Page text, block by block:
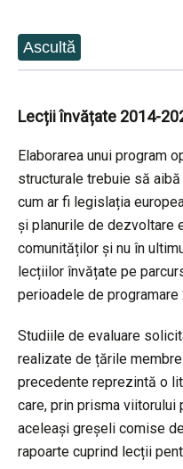
Lecții învățate 2014-
Elaborarea unui program
structurale trebuie să
cum ar fi legislația
și planurile de dezvoltare
comunităților și nu în
lecțiilor învățate pe
perioadele de
Studiile de evaluare
realizate de țările
precedente reprezintă o
care, prin prisma viitorului
aceleași greșeli comise
rapoarte cuprind lecții